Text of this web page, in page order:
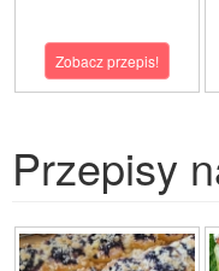
Zobacz przepis!
Przepisy